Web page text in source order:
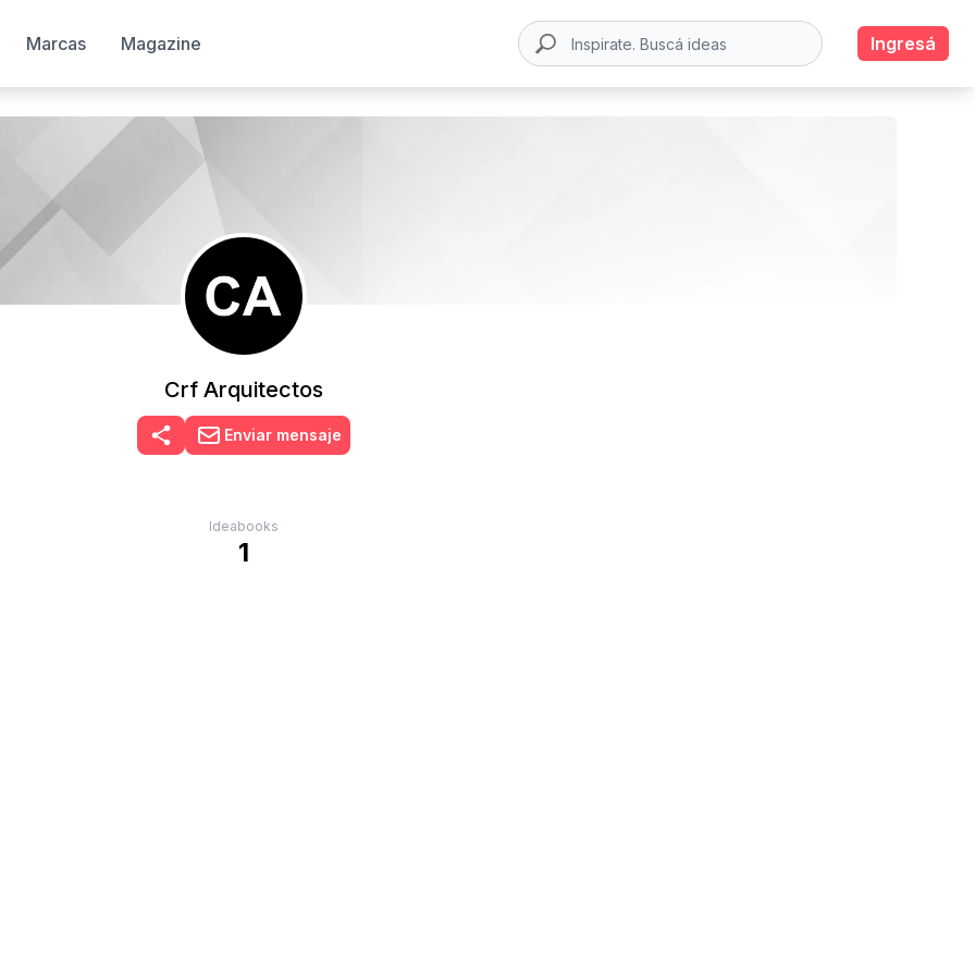
Marcas Magazine Ingresá
Crf Arquitectos
Enviar mensaje
Ideabooks
1